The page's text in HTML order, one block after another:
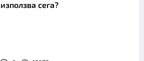
използва сега?